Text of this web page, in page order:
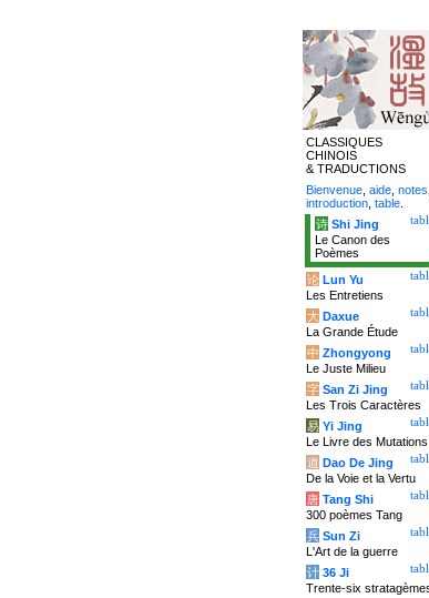
CLASSIQUES
CHINOIS
& TRADUCTIONS
Bienvenue aide notes
introduction table
诗 Shi Jing
Le Canon des
Poèmes
论 Lun Yu
Les Entretiens
大 Daxue
La Grande Étude
中 Zhongyong
Le Juste Milieu
字 San Zi Jing
Les Trois Caractères
易 Yi Jing
Le Livre des Mutations
道 Dao De Jing
De la Voie et la Vertu
唐 Tang Shi
300 poèmes Tang
兵 Sun Zi
L'Art de la guerre
计 36 Ji
Trente-six